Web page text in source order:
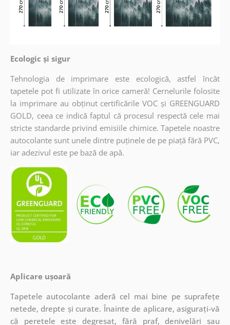
Ecologic și sigur
Tehnologia de imprimare este ecologică, astfel încât
tapetele pot fi utilizate în orice cameră! Cernelurile folosite
la imprimare au obținut certificările VOC și GREENGUARD
GOLD, ceea ce indică faptul că procesul respectă cele mai
stricte standarde privind emisiile chimice. Tapetele noastre
autocolante sunt unele dintre puținele de pe piață fără PVC,
iar adezivul este pe bază de apă.
Aplicare ușoară
Tapetele autocolante aderă cel mai bine pe suprafețe
netede, drepte și curate. Înainte de aplicare, asigurați-vă
că peretele este degresat, fără praf, denivelări sau